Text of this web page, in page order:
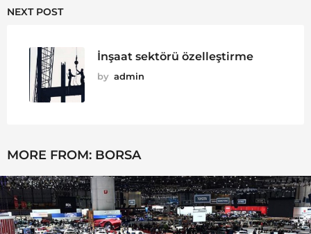
NEXT POST
İnşaat sektörü özelleştirme
by admin
MORE FROM: BORSA